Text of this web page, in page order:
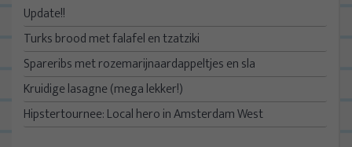
Update!!
Turks brood met falafel en tzatziki
Spareribs met rozemarijnaardappeltjes en sla
Kruidige lasagne (mega lekker!)
Hipstertournee: Local hero in Amsterdam West